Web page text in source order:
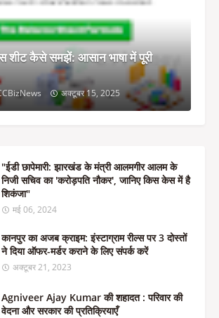
शीट कैसे समझें: आसान भाषा में पूरी
अक्टूबर 15, 2025
"ईडी छापेमारी: झारखंड के मंत्री आलमगीर आलम के
निजी सचिव का 'करोड़पति नौकर', जानिए किस केस में है
शिकंजा"
मई 06, 2024
कानपुर का अजब क्राइम: इंस्टाग्राम रील्स पर 3 दोस्तों
ने दिया ऑफर-मर्डर कराने के लिए संपर्क करें
अक्टूबर 21, 2023
Agniveer Ajay Kumar की शहादत : परिवार की
वेदना और सरकार की प्रतिक्रियाएँ